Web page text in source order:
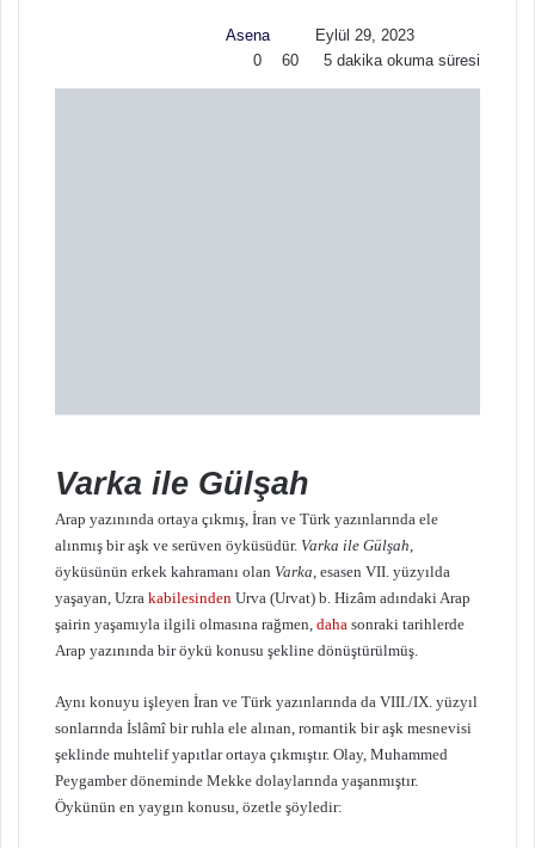
Asena
n
X
o
t
Eylül 29, 2023
0
60 5 dakika okuma süresi
Varka ile Gülşah
Arap yazınında ortaya çıkmış, İran ve Türk yazınlarında ele
alınmış bir aşk ve serüven öyküsüdür. Varka ile Gülşah,
öyküsünün erkek kahramanı olan Varka, esasen VII. yüzyılda
yaşayan, Uzra kabilesinden Urva (Urvat) b. Hizâm adındaki Arap
şairin yaşamıyla ilgili olmasına rağmen, daha sonraki tarihlerde
Arap yazınında bir öykü konusu şekline dönüştürülmüş.
Aynı konuyu işleyen İran ve Türk yazınlarında da VIII./IX. yüzyıl
sonlarında İslâmî bir ruhla ele alınan, romantik bir aşk mesnevisi
şeklinde muhtelif yapıtlar ortaya çıkmıştır. Olay, Muhammed
Peygamber döneminde Mekke dolaylarında yaşanmıştır.
Öykünün en yaygın konusu, özetle şöyledir: